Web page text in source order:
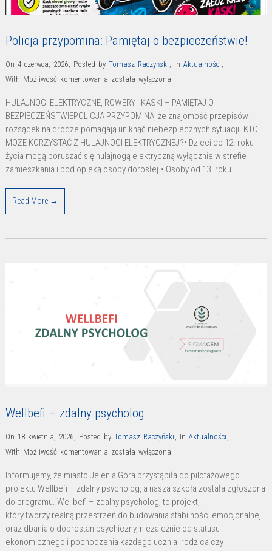
Policja przypomina: Pamiętaj o bezpieczeństwie!
On 4 czerwca, 2026 Posted by Tomasz Raczyński In Aktualności
With Możliwość komentowania Policja
o
bezpieczeństwie!
została wyłączona
HULAJNOGI ELEKTRYCZNE, ROWERY I KASKI – PAMIĘTAJ O
BEZPIECZEŃSTWIEPOLICJA PRZYPOMINA, że znajomość przepisów i
rozsądek na drodze pomagają uniknąć niebezpiecznych sytuacji. KTO
MOŻE KORZYSTAĆ Z HULAJNOGI ELEKTRYCZNEJ?• Dzieci do 12. roku
życia mogą poruszać się hulajnogą elektryczną wyłącznie w strefie
zamieszkania i pod opieką osoby dorosłej.• Osoby od 13. roku…
Read More →
Wellbefi – zdalny psycholog
On 18 kwietnia, 2026 Posted by Tomasz Raczyński In Aktualności
With Możliwość komentowania Wellbefi
zdalny
psycholog
została wyłączona
Informujemy, że miasto Jelenia Góra przystąpiła do pilotażowego
projektu Wellbefi – zdalny psycholog, a nasza szkoła została zgłoszona
do programu. Wellbefi – zdalny psycholog, to projekt,
który tworzy realną przestrzeń do budowania stabilności emocjonalnej
oraz dbania o dobrostan psychiczny, niezależnie od statusu
ekonomicznego i pochodzenia każdego ucznia, rodzica czy